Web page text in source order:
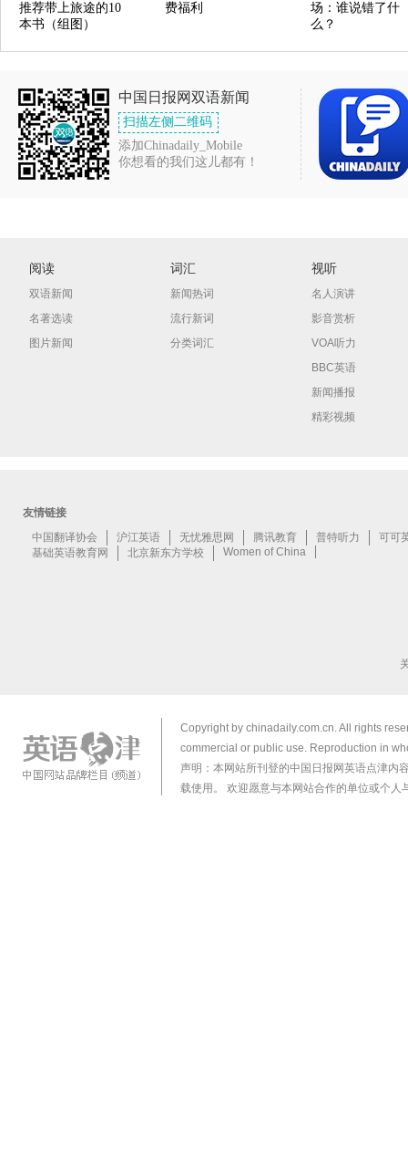
推荐带上旅途的10
本书（组图）
费福利
场：谁说错了什
么？
中国日报网双语新闻
扫描左侧二维码
添加Chinadaily_Mobile
你想看的我们这儿都有！
阅读
双语新闻
名著选读
图片新闻
词汇
新闻热词
流行新词
分类词汇
视听
名人演讲
影音赏析
VOA听力
BBC英语
新闻播报
精彩视频
Copyright by chinadaily.com.cn. All rights
commercial or public use. Reproduction in
声明：本网站所刊登的中国日报网英语点津内
载使用。 欢迎愿意与本网站合作的单位或个人